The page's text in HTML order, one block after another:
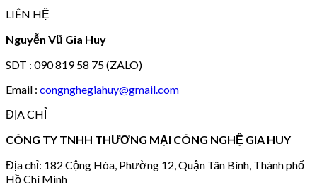
LIÊN HỆ
Nguyễn Vũ Gia Huy
SDT : 090 819 58 75 (ZALO)
Email : congnghegiahuy@gmail.com
ĐỊA CHỈ
CÔNG TY TNHH THƯƠNG MẠI CÔNG NGHỆ GIA HUY
Địa chỉ: 182 Cộng Hòa, Phường 12, Quận Tân Bình, Thành phố
Hồ Chí Minh